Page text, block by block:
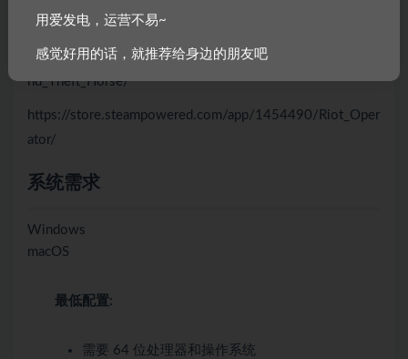
stincts/
https://store.steampowered.com/app/844260/Rustler_Gra
nd_Theft_Horse/
https://store.steampowered.com/app/1454490/Riot_Oper
ator/
系统需求
Windows
macOS
最低配置:
需要 64 位处理器和操作系统
用爱发电，运营不易~
感觉好用的话，就推荐给身边的朋友吧